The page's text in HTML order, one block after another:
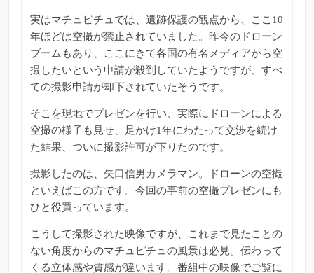
実はマチュピチュでは、遺跡保護の観点から、ここ10
年ほどは空撮が禁止されていました。昨今のドローン
ブームもあり、ここにきて各国の有名メディアから空
撮したいという申請が殺到していたようですが、すべ
ての撮影申請が却下されていたそうです。
そこを現地でプレゼンを行い、実際にドローンによる
空撮の様子も見せ、足かけ1年にわたって交渉を続け
た結果、ついに撮影許可が下りたのです。
撮影したのは、矢口信男カメラマン。ドローンの空撮
といえばこの方です。今回の事前の空撮プレゼンにも
ひと役買っています。
こうして撮影された映像ですが、これまで見たことの
ない角度からのマチュピチュの風景は必見。伝わって
くる立体感や質感が違います。番組中の映像でご覧に